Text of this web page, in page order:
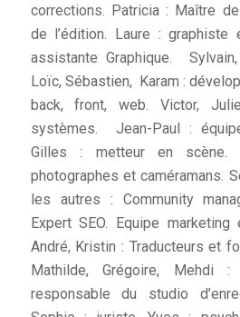
corrections. Patricia : Maître
de l’édition. Laure :
assistante Graphique.
Loïc, Sébastien, Karam :
back, front, web. Victor,
systèmes. Jean-Paul :
Gilles : metteur en scène.
photographes et caméramans.
les autres : Community
Expert SEO. Equipe
André, Kristin : Traducteurs et
Mathilde, Grégoire, Mehdi
responsable du studio